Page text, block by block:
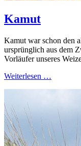
Kamut
Kamut war schon den
ursprünglich aus dem
Vorläufer unseres
Weiterlesen …